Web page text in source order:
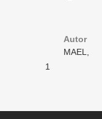
Autor
MAEL,
Pierre
1